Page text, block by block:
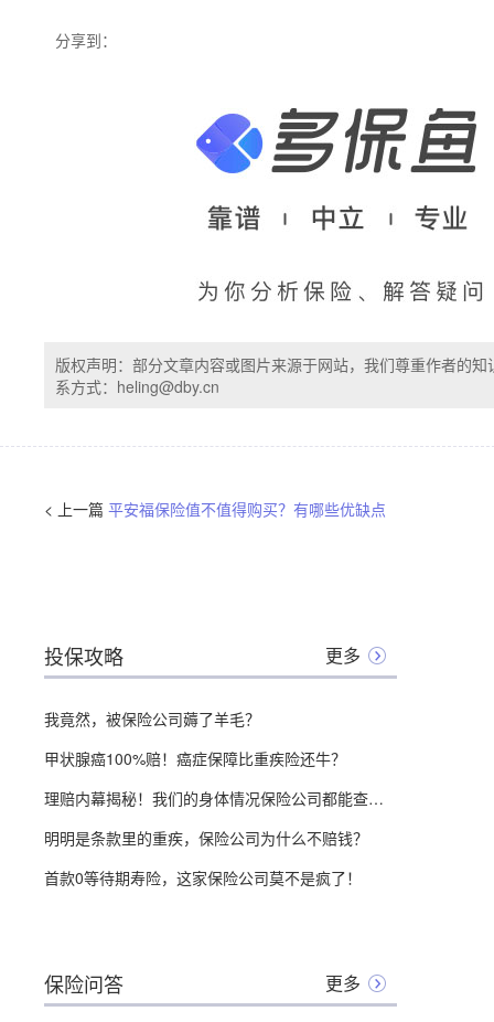
版权声明：部分文章内容或图片来源于网站，我们尊重作者的
系方式：heling@dby.cn
分享到：
< 上一篇 平安福保险值不值得购买？有哪些优缺点
投保攻略 更多
我竟然，被保险公司薅了羊毛？
甲状腺癌100%赔！癌症保障比重疾险还牛？
理赔内幕揭秘！我们的身体情况保险公司都能查到？
明明是条款里的重疾，保险公司为什么不赔钱？
首款0等待期寿险，这家保险公司莫不是疯了！
保险问答 更多